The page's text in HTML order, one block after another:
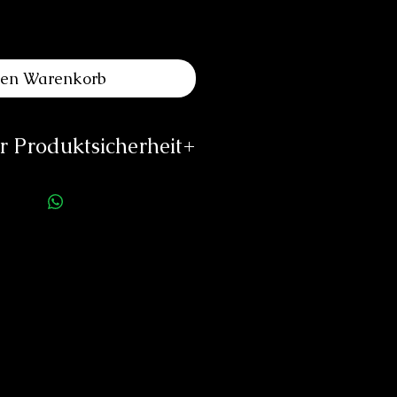
Warenkorb
Produktsicherheit
Uhren AG